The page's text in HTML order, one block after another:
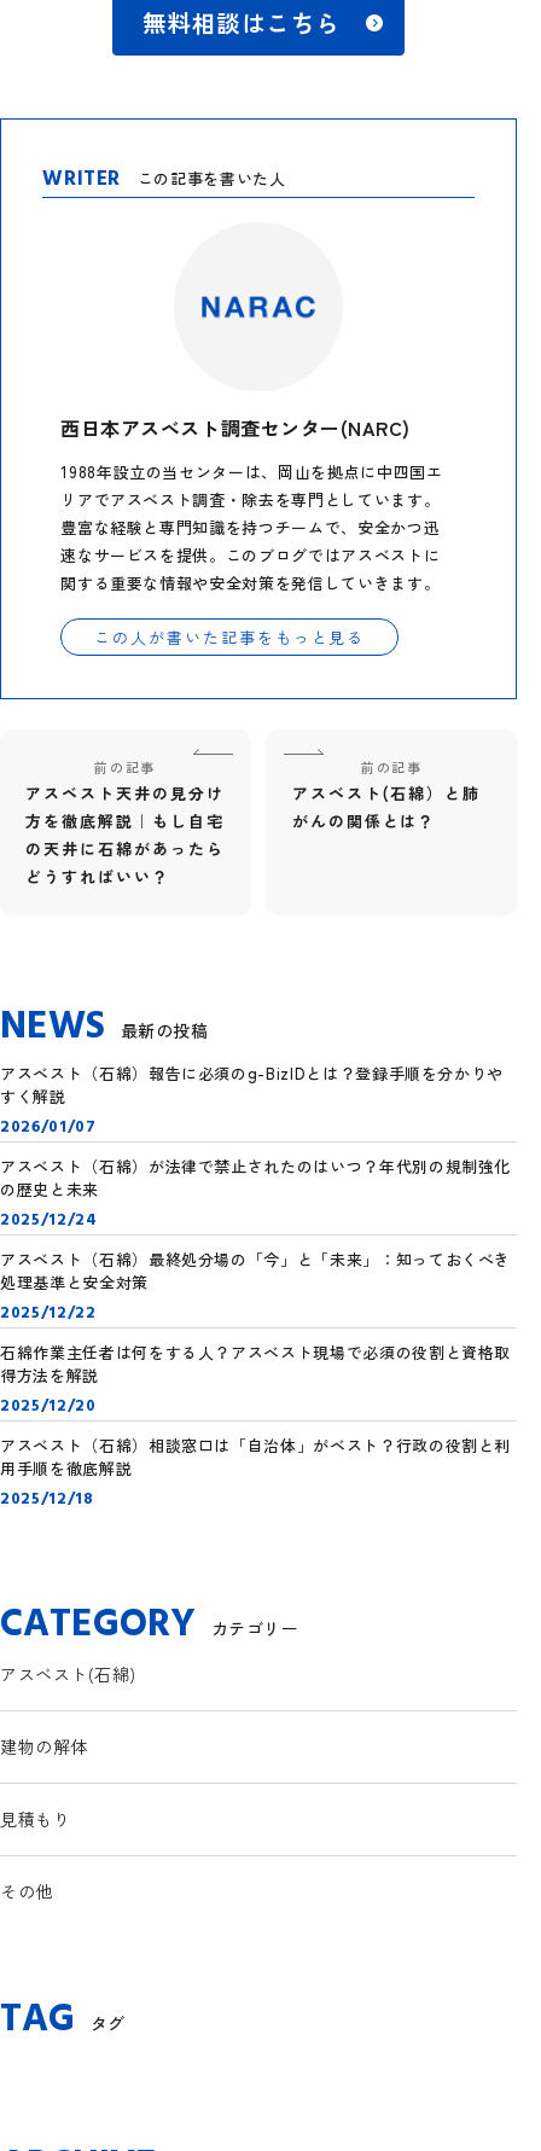
無料相談はこちら
WRITER この記事を書いた人
西日本アスベスト調査センター(NARC)
1988年設立の当センターは、岡山を拠点に中四国エ
リアでアスベスト調査・除去を専門としています。
豊富な経験と専門知識を持つチームで、安全かつ迅
速なサービスを提供。このブログではアスベストに
関する重要な情報や安全対策を発信していきます。
この人が書いた記事をもっと見る
前の記事
アスベスト天井の見分け
方を徹底解説｜もし自宅
の天井に石綿があったら
どうすればいい？
前の記事
アスベスト(石綿）と肺
がんの関係とは？
NEWS 最新の投稿
アスベスト（石綿）報告に必須のg-BizIDとは？登録手順を分かりや
すく解説
2026/01/07
アスベスト（石綿）が法律で禁止されたのはいつ？年代別の規制強化
の歴史と未来
2025/12/24
アスベスト（石綿）最終処分場の「今」と「未来」：知っておくべき
処理基準と安全対策
2025/12/22
石綿作業主任者は何をする人？アスベスト現場で必須の役割と資格取
得方法を解説
2025/12/20
アスベスト（石綿）相談窓口は「自治体」がベスト？行政の役割と利
用手順を徹底解説
2025/12/18
CATEGORY
カテゴリー
アスベスト(石綿)
建物の解体
見積もり
その他
TAG タグ